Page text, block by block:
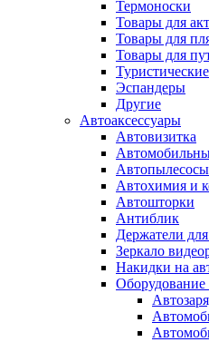
Термоноски
Товары для
Товары для
Товары для
Эспандеры
Другие
Автоаксессуары
Автовизитка
Автопылесосы
Автохимия и
Автошторки
Антиблик
Держатели
Зеркало
Накидки на